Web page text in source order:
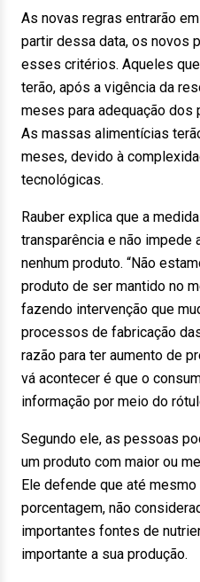
As novas regras entrarão
partir dessa data, os novos
esses critérios. Aqueles
terão, após a vigência da
meses para adequação dos
As massas alimentícias
meses, devido à
tecnológicas.
Rauber explica que a
transparência e não impede
nenhum produto. “Não
produto de ser mantido no
fazendo intervenção que
processos de fabricação
razão para ter aumento de
vá acontecer é que o
informação por meio do
Segundo ele, as pessoas
um produto com maior ou
Ele defende que até
porcentagem, não
importantes fontes de
importante a sua produção.